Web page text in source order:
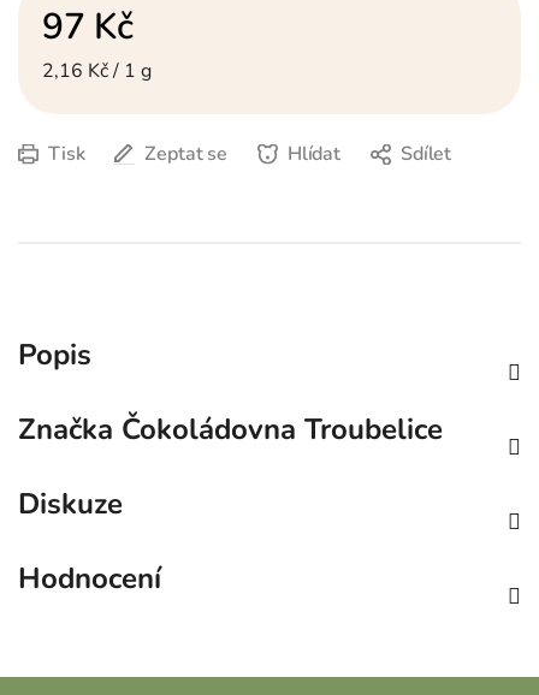
97 Kč
Měrná cena:
2,16 Kč / 1 g
Tisk Zeptat se Hlídat Sdílet
Popis
Značka Čokoládovna Troubelice
Diskuze
Hodnocení